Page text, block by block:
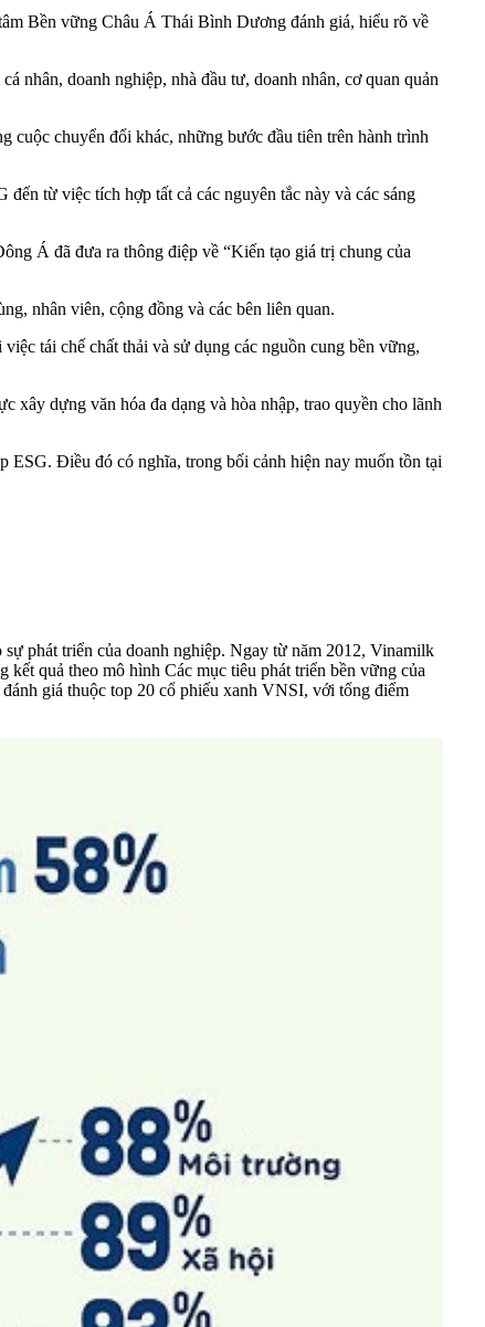
Bền vững Châu Á Thái Bình Dương đánh giá, hiểu rõ về
nhân, doanh nghiệp, nhà đầu tư, doanh nhân, cơ quan quản
chuyển đổi khác, những bước đầu tiên trên hành trình
từ việc tích hợp tất cả các nguyên tắc này và các sáng
Á đã đưa ra thông điệp về “Kiến tạo giá trị chung của
nhân viên, cộng đồng và các bên liên quan.
tái chế chất thải và sử dụng các nguồn cung bền vững,
xây dựng văn hóa đa dạng và hòa nhập, trao quyền cho lãnh
ESG. Điều đó có nghĩa, trong bối cảnh hiện nay muốn tồn tại
phát triển của doanh nghiệp. Ngay từ năm 2012, Vinamilk
quả theo mô hình Các mục tiêu phát triển bền vững của
giá thuộc top 20 cổ phiếu xanh VNSI, với tổng điểm